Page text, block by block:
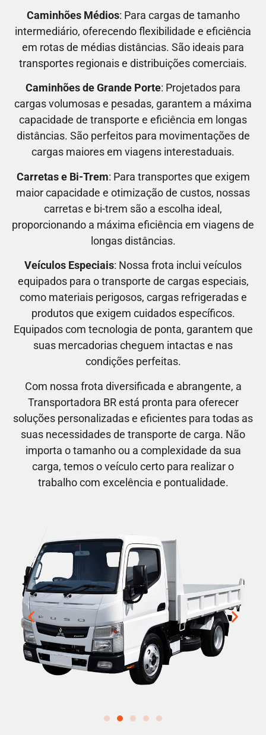
Caminhões Médios: Para cargas de tamanho
intermediário, oferecendo flexibilidade e eficiência
em rotas de médias distâncias. São ideais para
transportes regionais e distribuições comerciais.
Caminhões de Grande Porte: Projetados para
cargas volumosas e pesadas, garantem a máxima
capacidade de transporte e eficiência em longas
distâncias. São perfeitos para movimentações de
cargas maiores em viagens interestaduais.
Carretas e Bi-Trem: Para transportes que exigem
maior capacidade e otimização de custos, nossas
carretas e bi-trem são a escolha ideal,
proporcionando a máxima eficiência em viagens de
longas distâncias.
Veículos Especiais: Nossa frota inclui veículos
equipados para o transporte de cargas especiais,
como materiais perigosos, cargas refrigeradas e
produtos que exigem cuidados específicos.
Equipados com tecnologia de ponta, garantem que
suas mercadorias cheguem intactas e nas
condições perfeitas.
Com nossa frota diversificada e abrangente, a
Transportadora BR está pronta para oferecer
soluções personalizadas e eficientes para todas as
suas necessidades de transporte de carga. Não
importa o tamanho ou a complexidade da sua
carga, temos o veículo certo para realizar o
trabalho com excelência e pontualidade.